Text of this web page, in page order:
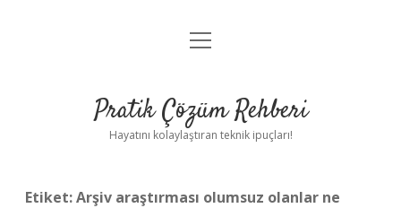
Anasayfa
Yasal Uyarı
menüyü
Pratik Çözüm Rehberi
Hayatını kolaylaştıran teknik ipuçları!
Etiket:Arşiv araştırması olumsuz olanlar ne